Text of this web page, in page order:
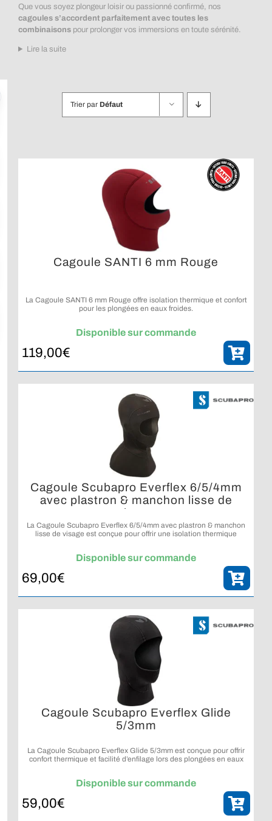
Que vous soyez plongeur loisir ou passionné confirmé, nos
cagoules s’accordent parfaitement avec toutes les
combinaisonspour prolonger vos immersions en toute sérénité.
Lire la suite
Trier par Défaut
Cagoule SANTI 6 mm Rouge
La Cagoule SANTI 6 mm Rouge offre isolation thermique et confort
pour les plongées en eaux froides.
Disponible sur commande
119,00€
Cagoule Scubapro Everflex 6/5/4mm
avec plastron & manchon lisse de
visage
La Cagoule Scubapro Everflex 6/5/4mm avec plastron & manchon
lisse de visage est conçue pour offrir une isolation thermique
Disponible sur commande
69,00€
Cagoule Scubapro Everflex Glide
5/3mm
La Cagoule Scubapro Everflex Glide 5/3mm est conçue pour offrir
confort thermique et facilité d’enfilage lors des plongées en eaux
Disponible sur commande
59,00€